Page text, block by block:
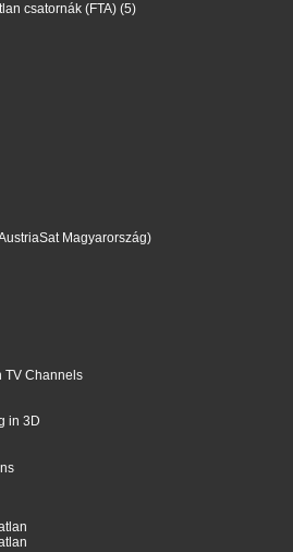
csatornák (FTA) (5)
Magyarország)
TV Channels
in 3D